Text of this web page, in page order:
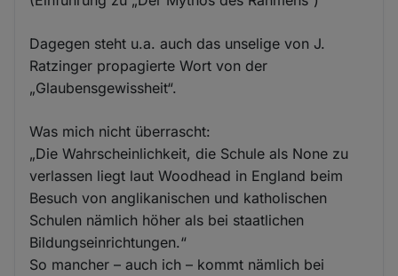
Dagegen steht u.a. auch das unselige von J.
Ratzinger propagierte Wort von der
„Glaubensgewissheit“.
Was mich nicht überrascht:
„Die Wahrscheinlichkeit, die Schule als None zu
verlassen liegt laut Woodhead in England beim
Besuch von anglikanischen und katholischen
Schulen nämlich höher als bei staatlichen
Bildungseinrichtungen.“
So mancher – auch ich – kommt nämlich bei